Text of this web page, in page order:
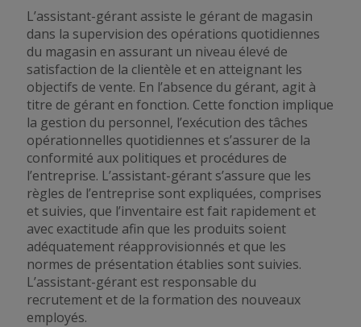
L’assistant-gérant assiste le gérant de magasin
dans la supervision des opérations quotidiennes
du magasin en assurant un niveau élevé de
satisfaction de la clientèle et en atteignant les
objectifs de vente. En l’absence du gérant, agit à
titre de gérant en fonction. Cette fonction implique
la gestion du personnel, l’exécution des tâches
opérationnelles quotidiennes et s’assurer de la
conformité aux politiques et procédures de
l’entreprise. L’assistant-gérant s’assure que les
règles de l’entreprise sont expliquées, comprises
et suivies, que l’inventaire est fait rapidement et
avec exactitude afin que les produits soient
adéquatement réapprovisionnés et que les
normes de présentation établies sont suivies.
L’assistant-gérant est responsable du
recrutement et de la formation des nouveaux
employés.